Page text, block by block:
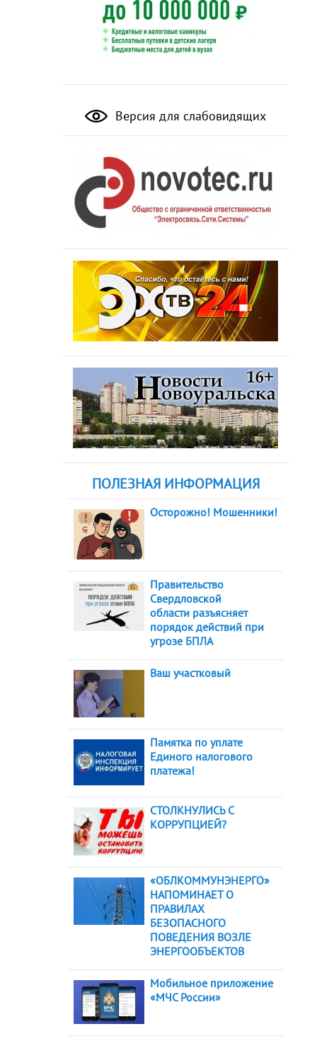
Версия для слабовидящих
ПОЛЕЗНАЯ ИНФОРМАЦИЯ
Осторожно! Мошенники!
Правительство
Свердловской
области разъясняет
порядок действий при
угрозе БПЛА
Ваш участковый
Памятка по уплате
Единого налогового
платежа!
СТОЛКНУЛИСЬ С
КОРРУПЦИЕЙ?
«ОБЛКОММУНЭНЕРГО»
НАПОМИНАЕТ О
ПРАВИЛАХ
БЕЗОПАСНОГО
ПОВЕДЕНИЯ ВОЗЛЕ
ЭНЕРГООБЪЕКТОВ
Мобильное приложение
«МЧС России»